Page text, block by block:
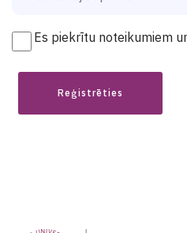
Es piekrītu noteikumiem
Reģistrēties